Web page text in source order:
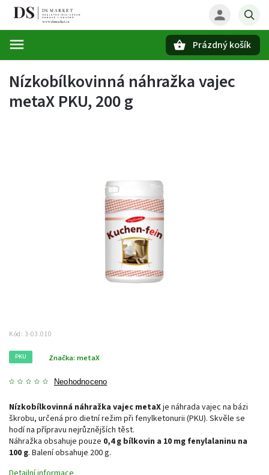
Prázdný košík
Nízkobílkovinná náhražka vajec
metaX PKU, 200 g
Kód: 3-03.010
PKU
Neohodnoceno
Značka: metaX
Nízkobílkovinná náhražka vajec metaXje náhrada vajec na bázi
škrobu, určená pro dietní režim při fenylketonurii (PKU). Skvěle se
hodí na přípravu nejrůznějších těst.
Náhražka obsahuje pouze 0,4 g bílkovin a 10 mg fenylalaninu na
100 g. Balení obsahuje 200 g.